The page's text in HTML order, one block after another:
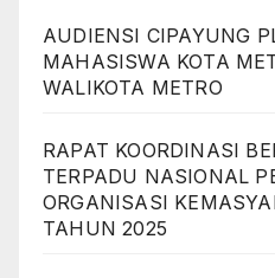
AUDIENSI CIPAYUNG
MAHASISWA KOTA
WALIKOTA METRO
RAPAT KOORDINASI
TERPADU NASIONAL
ORGANISASI
TAHUN 2025